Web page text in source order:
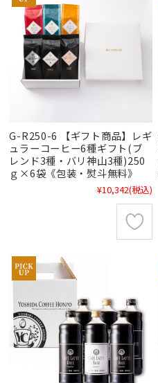
G-R250-6 【ギフト商品】レギ
ュラーコーヒー6種ギフト(ブ
レンド3種・バリ神山3種)250
ｇ×6袋《包装・熨斗無料》
¥10,342(税込)